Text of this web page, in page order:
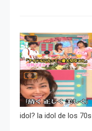
idol? la idol de los